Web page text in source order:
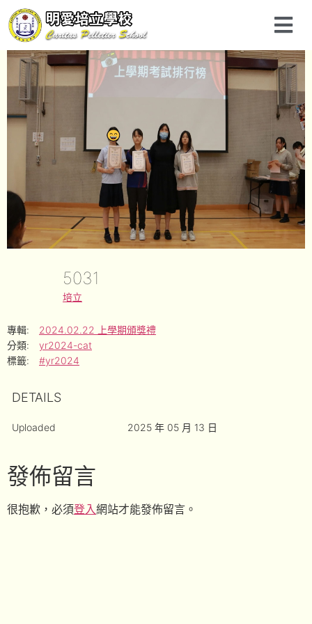
5031
培立
專輯:
2024.02.22 上學期頒獎禮
分類:
yr2024-cat
標籤:
#yr2024
DETAILS
Uploaded 2025 年 05 月 13 日
發佈留言
很抱歉，必須登入網站才能發佈留言。